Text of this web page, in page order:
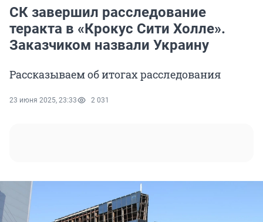
СК завершил расследование
теракта в «Крокус Сити Холле».
Заказчиком назвали Украину
Рассказываем об итогах расследования
23 июня 2025, 23:33 2 031